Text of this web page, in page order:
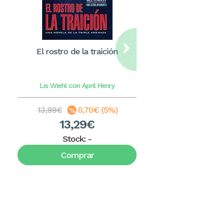
El rostro de la traición
Lis Wiehl con April Henry
13,99€ 0,70€ (5%)
13,29€
Stock: -
Comprar